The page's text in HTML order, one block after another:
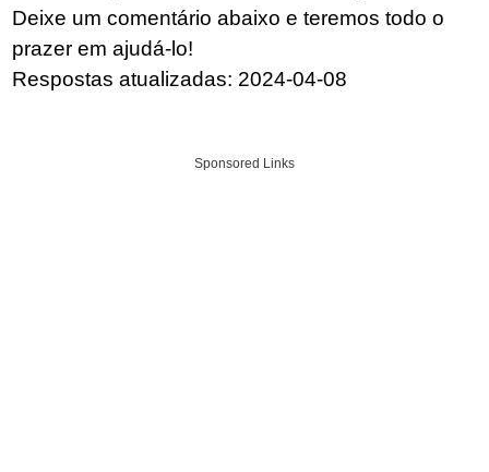
Deixe um comentário abaixo e teremos todo o
prazer em ajudá-lo!
Respostas atualizadas: 2024-04-08
Sponsored Links